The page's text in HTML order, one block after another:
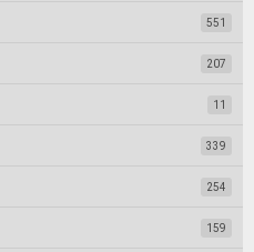
551
207
11
339
254
159